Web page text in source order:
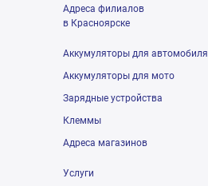
Адреса филиалов
в Красноярске
Аккумуляторы для автомобиля
Аккумуляторы для мото
Зарядные устройства
Клеммы
Адреса магазинов
Услуги